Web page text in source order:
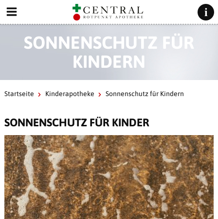
SONNENSCHUTZ FÜR
KINDERN
Startseite Kinderapotheke Sonnenschutz für Kindern
SONNENSCHUTZ FÜR KINDER